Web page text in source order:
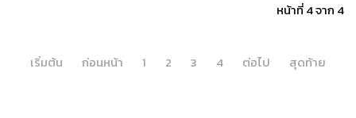
หน้าที่ 4 จาก 4
เริ่มต้น ก่อนหน้า 1 2 3 4 ต่อไป สุดท้าย